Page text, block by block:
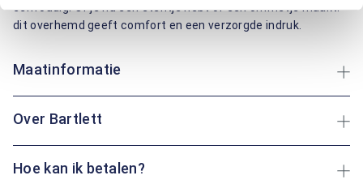
eenvoudig. Of je nu een etentje hebt of een ommetje maakt:
dit overhemd geeft comfort en een verzorgde indruk.
Maatinformatie
Over Bartlett
Hoe kan ik betalen?